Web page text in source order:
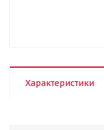
Характеристики